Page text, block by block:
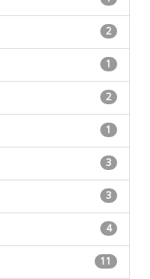
2
1
2
1
3
3
4
11